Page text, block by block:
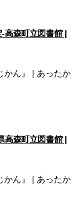
-高森町立図書館 |
かん』 | あったか
高森町立図書館 |
かん』 | あったか